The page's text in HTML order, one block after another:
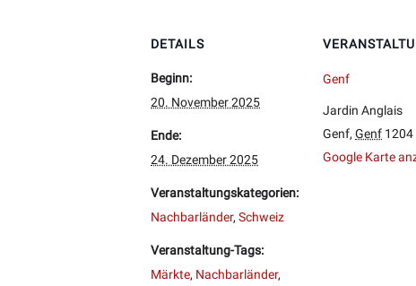
DETAILS
Beginn:
20. November 2025
Ende:
24. Dezember 2025
Veranstaltungskategorien:
Nachbarländer, Schweiz
Veranstaltung-Tags:
Märkte, Nachbarländer,
Genf
Jardin Anglais
Genf, Genf 1204
Google Karte